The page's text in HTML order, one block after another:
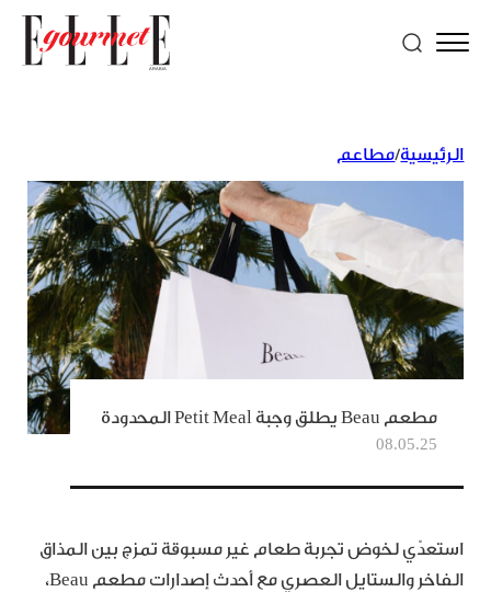
الرئيسية/مطاعم
مطعم Beau يطلق وجبة Petit Meal المحدودة
08.05.25
استعدّي لخوض تجربة طعام غير مسبوقة تمزج بين المذاق
الفاخر والستايل العصري مع أحدث إصدارات مطعم Beau،